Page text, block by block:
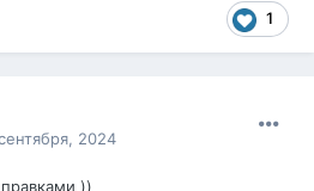
1
2024
))